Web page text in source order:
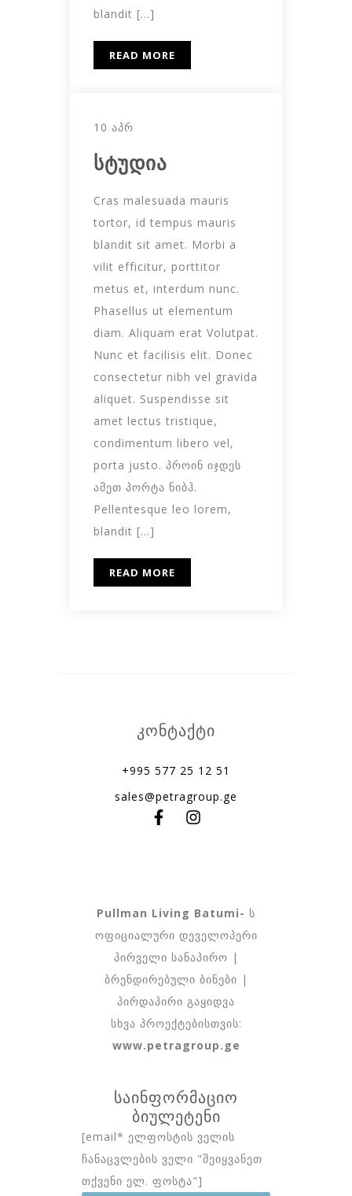
blandit […]
READ MORE
10 ᲐᲞᲠ
სტუდია
Cras malesuada mauris
tortor, id tempus mauris
blandit sit amet. Morbi a
vilit efficitur, porttitor
metus et, interdum nunc.
Phasellus ut elementum
diam. Aliquam erat Volutpat.
Nunc et facilisis elit. Donec
consectetur nibh vel gravida
aliquet. Suspendisse sit
amet lectus tristique,
condimentum libero vel,
porta justo. პროინ იჯდეს
ამეთ პორტა ნიბჰ.
Pellentesque leo lorem,
blandit […]
READ MORE
კონტაქტი
+995 577 25 12 51
sales@petragroup.ge
Pullman Living Batumi- ს
ოფიციალური დეველოპერი
პირველი სანაპირო |
ბრენდირებული ბინები |
პირდაპირი გაყიდვა
სხვა პროექტებისთვის:
www.petragroup.ge
ᲡᲐᲘᲜᲤᲝᲠᲛᲐᲪᲘᲝ
ᲑᲘᲣᲚᲔᲢᲔᲜᲘ
[email* ელფოსტის ველის
ჩანაცვლების ველი "შეიყვანეთ
თქვენი ელ. ფოსტა"]